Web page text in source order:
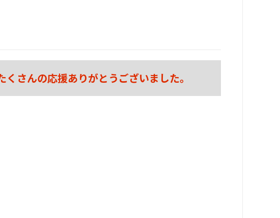
さんの応援ありがとうございました。